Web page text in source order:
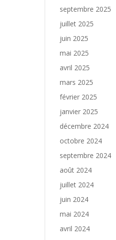
septembre 2025
juillet 2025
juin 2025
mai 2025
avril 2025
mars 2025
février 2025
janvier 2025
décembre 2024
octobre 2024
septembre 2024
août 2024
juillet 2024
juin 2024
mai 2024
avril 2024